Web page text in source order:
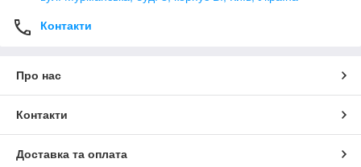
Контакти
Про нас
Контакти
Доставка та оплата